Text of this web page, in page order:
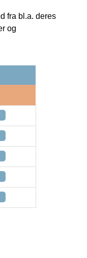
fra bl.a. deres
og